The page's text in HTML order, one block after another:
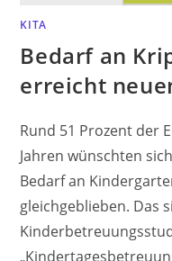
KITA
Bedarf an
erreicht
Rund 51 Prozent der
Jahren wünschten
Bedarf an
gleichgeblieben. Das